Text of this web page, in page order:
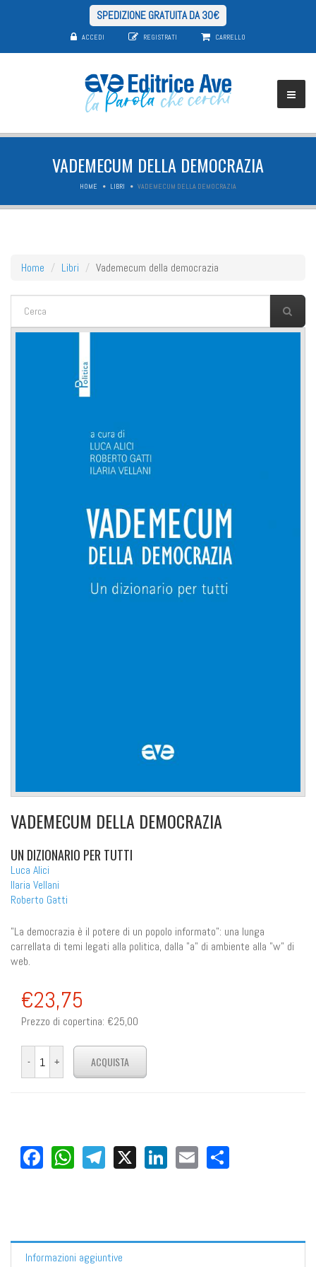
SPEDIZIONE GRATUITA DA 30€
ACCEDI REGISTRATI CARRELLO
VADEMECUM DELLA DEMOCRAZIA
HOME LIBRI VADEMECUM DELLA DEMOCRAZIA
Home Libri Vademecum della democrazia
FORM DI RICERCA
VADEMECUM DELLA DEMOCRAZIA
UN DIZIONARIO PER TUTTI
Luca Alici
Ilaria Vellani
Roberto Gatti
"La democrazia è il potere di un popolo informato": una lunga
carrellata di temi legati alla politica, dalla "a" di ambiente alla "w" di
web.
€23,75
Prezzo di copertina: €25,00
Facebook
WhatsApp
Telegram
X LinkedIn
Email
Informazioni aggiuntive